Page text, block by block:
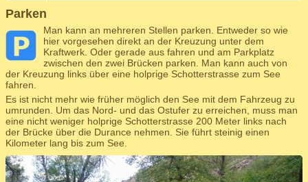
Parken
Man kann an mehreren Stellen parken. Entweder so wie
hier vorgesehen direkt an der Kreuzung unter dem
Kraftwerk. Oder gerade aus fahren und am Parkplatz
zwischen den zwei Brücken parken. Man kann auch von
der Kreuzung links über eine holprige Schotterstrasse zum See
fahren.
Es ist nicht mehr wie früher möglich den See mit dem Fahrzeug zu
umrunden. Um das Nord- und das Ostufer zu erreichen, muss man
eine nicht weniger holprige Schotterstrasse 200 Meter links nach
der Brücke über die Durance nehmen. Sie führt steinig einen
Kilometer lang bis zum See.